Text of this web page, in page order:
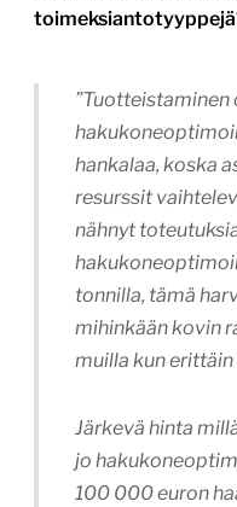
”Tuotteistaminen
hankalaa, koska
resurssit
nähnyt
tonnilla, tämä
mihinkään kovin
muilla kun
Järkevä hinta
jo
100 000 euron